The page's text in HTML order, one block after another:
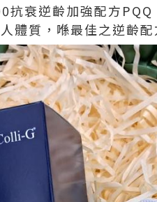
衰逆齡加強配方
體質，喺最佳之逆齡